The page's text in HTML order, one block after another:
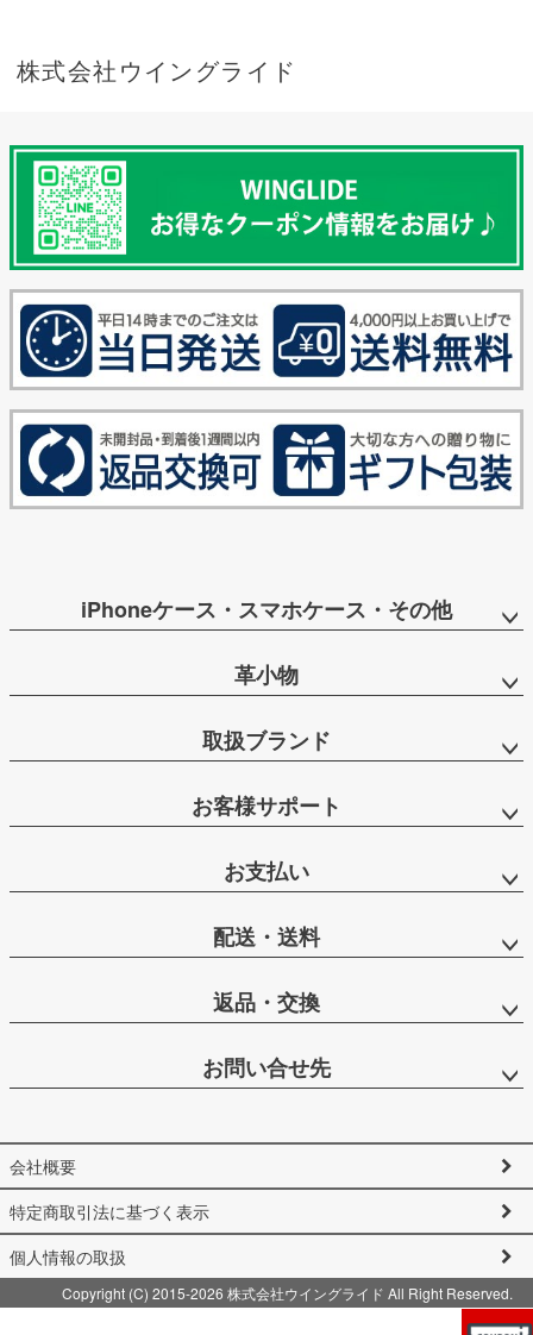
株式会社ウイングライド
iPhoneケース・スマホケース・その他
革小物
取扱ブランド
お客様サポート
お支払い
配送・送料
返品・交換
お問い合せ先
会社概要
特定商取引法に基づく表示
個人情報の取扱
Copyright (C) 2015-2026 株式会社ウイングライド All Right Reserved.